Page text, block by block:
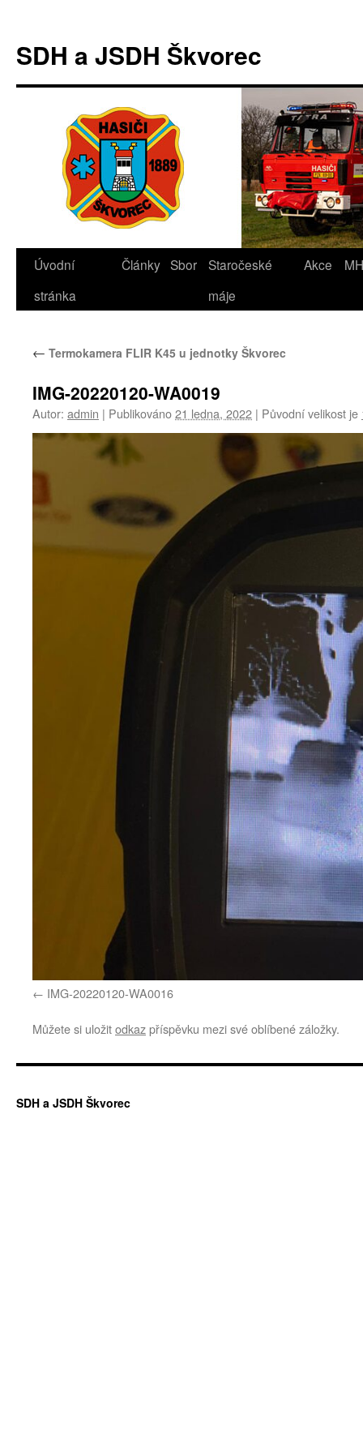
obsahu
webu
SDH a JSDH Škvorec
Úvodní
stránka
Články Sbor
Staročeské
máje
Akce MH
← Termokamera FLIR K45 u jednotky Škvorec
IMG-20220120-WA0019
Autor: admin | Publikováno21 ledna, 2022 | Původní velikost je
IMG-20220120-WA0016
Můžete si uložitodkazpříspěvku mezi své oblíbené záložky.
SDH a JSDH Škvorec